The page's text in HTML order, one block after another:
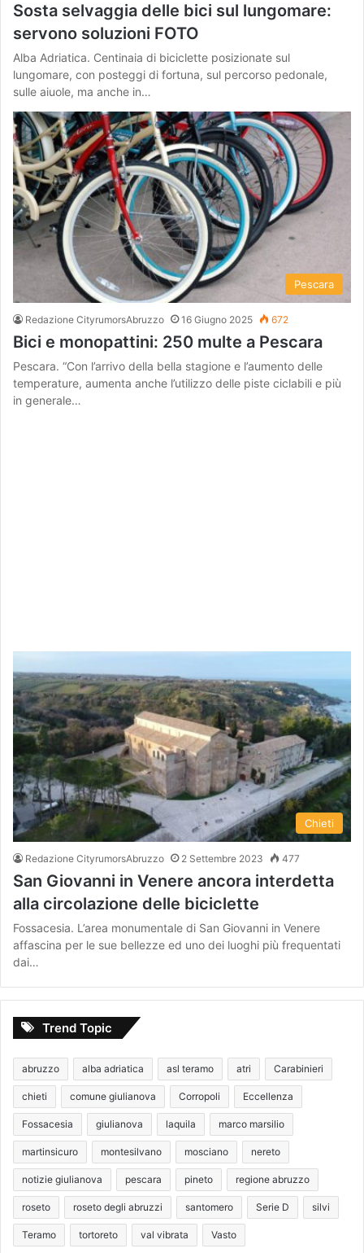
Sosta selvaggia delle bici sul lungomare:
servono soluzioni FOTO
Alba Adriatica. Centinaia di biciclette posizionate sul
lungomare, con posteggi di fortuna, sul percorso pedonale,
sulle aiuole, ma anche in…
Pescara
Redazione CityrumorsAbruzzo 16 Giugno 2025 672
Bici e monopattini: 250 multe a Pescara
Pescara. “Con l’arrivo della bella stagione e l’aumento delle
temperature, aumenta anche l’utilizzo delle piste ciclabili e più
in generale…
Chieti
Redazione CityrumorsAbruzzo 2 Settembre 2023 477
San Giovanni in Venere ancora interdetta
alla circolazione delle biciclette
Fossacesia. L’area monumentale di San Giovanni in Venere
affascina per le sue bellezze ed uno dei luoghi più frequentati
dai…
Trend Topic
abruzzo alba adriatica asl teramo atri Carabinieri
chieti comune giulianova Corropoli Eccellenza
Fossacesia giulianova laquila marco marsilio
martinsicuro montesilvano mosciano nereto
notizie giulianova pescara pineto regione abruzzo
roseto roseto degli abruzzi santomero Serie D silvi
Teramo tortoreto val vibrata Vasto